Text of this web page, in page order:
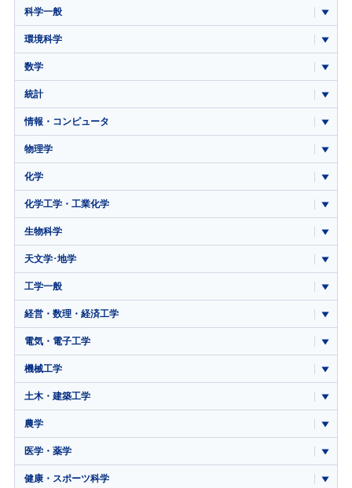
科学一般
環境科学
数学
統計
情報・コンピュータ
物理学
化学
化学工学・工業化学
生物科学
天文学･地学
工学一般
経営・数理・経済工学
電気・電子工学
機械工学
土木・建築工学
農学
医学・薬学
健康・スポーツ科学